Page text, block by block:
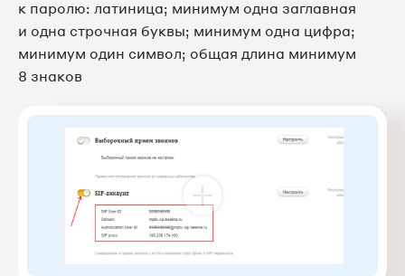
к паролю: латиница; минимум одна заглавная
и одна строчная буквы; минимум одна цифра;
минимум один символ; общая длина минимум
8 знаков